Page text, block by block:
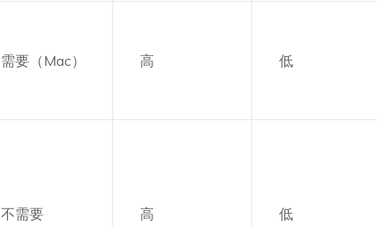
需要（Mac） 高 低
不需要 高 低